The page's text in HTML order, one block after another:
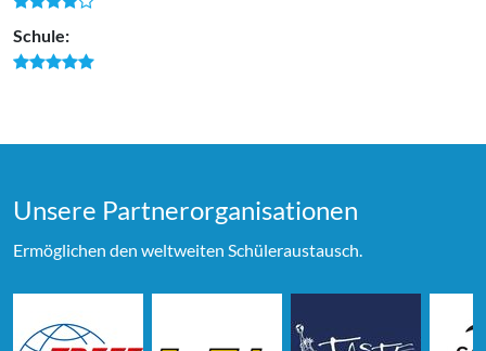
Schule:
Unsere Partner­organi­sationen
Ermöglichen den weltweiten Schüleraustausch.